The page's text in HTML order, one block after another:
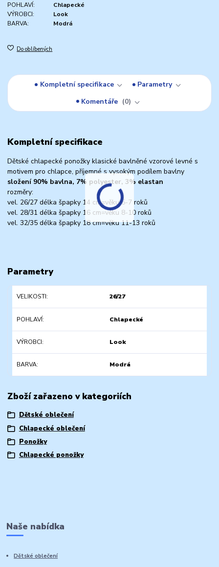
POHLAVÍ:
Chlapecké
VÝROBCI:
Look
BARVA:
Modrá
Do oblíbených
Kompletní specifikace
Parametry
Komentáře
0
Kompletní specifikace
Dětské chlapecké ponožky klasické bavlněné vzorové levné s
motivem pro chlapce, příjemné s vysokým podílem bavlny
složení 90% bavlna, 7% polyester, 3% elastan
rozměry:
vel. 26/27 délka špapky 14 cm=věku 5-7 roků
vel. 28/31 délka špapky 16 cm=věku 8-10 roků
vel. 32/35 délka špapky 18 cm=věku 11-13 roků
Parametry
VELIKOSTI 26/27
POHLAVÍ Chlapecké
VÝROBCI Look
BARVA Modrá
Zboží zařazeno v kategoriích
Dětské oblečení
Chlapecké oblečení
Ponožky
Chlapecké ponožky
Naše nabídka
Dětské oblečení